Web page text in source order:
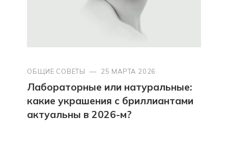
ОБЩИЕ СОВЕТЫ — 25 МАРТА 2026
Лабораторные или натуральные:
какие украшения с бриллиантами
актуальны в 2026-м?